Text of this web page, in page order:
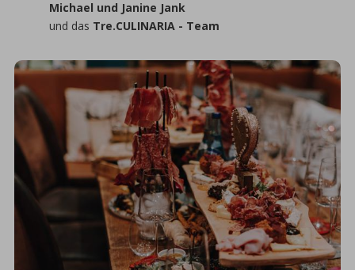
Michael und Janine Jank
und das Tre.CULINARIA - Team